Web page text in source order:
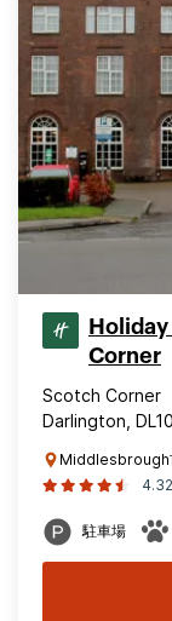
Corner
Scotch Corner
Darlington,
Middlesbrough
4.32
駐車場